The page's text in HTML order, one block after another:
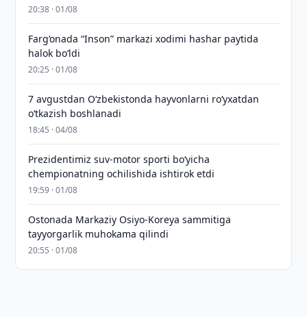
20:38 · 01/08
Farg‘onada “Inson” markazi xodimi hashar paytida
halok bo‘ldi
20:25 · 01/08
7 avgustdan O‘zbekistonda hayvonlarni ro‘yxatdan
o‘tkazish boshlanadi
18:45 · 04/08
Prezidentimiz suv-motor sporti bo‘yicha
chempionatning ochilishida ishtirok etdi
19:59 · 01/08
Ostonada Markaziy Osiyo-Koreya sammitiga
tayyorgarlik muhokama qilindi
20:55 · 01/08